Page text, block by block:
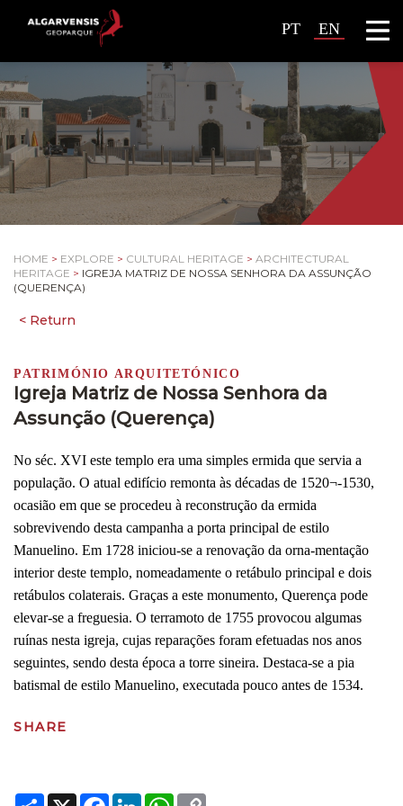
PT EN
HOME > EXPLORE > CULTURAL HERITAGE > ARCHITECTURAL
HERITAGE > IGREJA MATRIZ DE NOSSA SENHORA DA ASSUNÇÃO
(QUERENÇA)
PATRIMÓNIO ARQUITETÓNICO
Igreja Matriz de Nossa Senhora da
Assunção (Querença)
No séc. XVI este templo era uma simples ermida que servia a
população. O atual edifício remonta às décadas de 1520¬-1530,
ocasião em que se procedeu à reconstrução da ermida
sobrevivendo desta campanha a porta principal de estilo
Manuelino. Em 1728 iniciou-se a renovação da orna-mentação
interior deste templo, nomeadamente o retábulo principal e dois
retábulos colaterais. Graças a este monumento, Querença pode
elevar-se a freguesia. O terramoto de 1755 provocou algumas
ruínas nesta igreja, cujas reparações foram efetuadas nos anos
seguintes, sendo desta época a torre sineira. Destaca-se a pia
batismal de estilo Manuelino, executada pouco antes de 1534.
SHARE
Share
X Facebook
LinkedInWhatsApp